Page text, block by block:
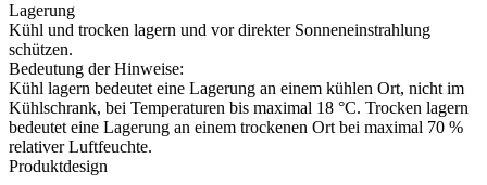
Lagerung
Kühl und trocken lagern und vor direkter Sonneneinstrahlung
schützen.
Bedeutung der Hinweise:
Kühl lagern bedeutet eine Lagerung an einem kühlen Ort, nicht im
Kühlschrank, bei Temperaturen bis maximal 18 °C. Trocken lagern
bedeutet eine Lagerung an einem trockenen Ort bei maximal 70 %
relativer Luftfeuchte.
Produktdesign